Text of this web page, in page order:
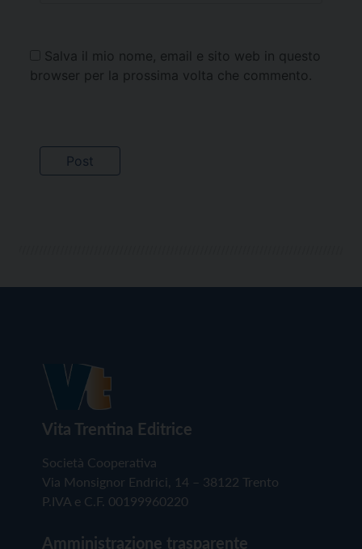
Salva il mio nome, email e sito web in questo
browser per la prossima volta che commento.
Vita Trentina Editrice
Società Cooperativa
Via Monsignor Endrici, 14 – 38122 Trento
P.IVA e C.F. 00199960220
Amministrazione trasparente